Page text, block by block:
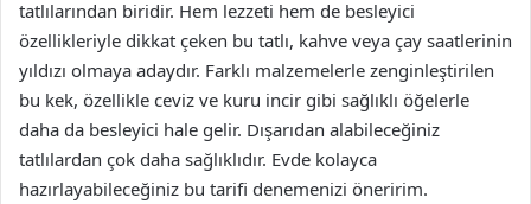
tatlılarından biridir. Hem lezzeti hem de besleyici
özellikleriyle dikkat çeken bu tatlı, kahve veya çay saatlerinin
yıldızı olmaya adaydır. Farklı malzemelerle zenginleştirilen
bu kek, özellikle ceviz ve kuru incir gibi sağlıklı öğelerle
daha da besleyici hale gelir. Dışarıdan alabileceğiniz
tatlılardan çok daha sağlıklıdır. Evde kolayca
hazırlayabileceğiniz bu tarifi denemenizi öneririm.